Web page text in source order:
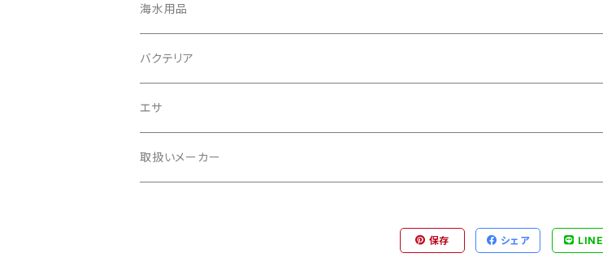
投げ込み式
オーバーフロー式
トットパーフェクトフィルター専用ろ材
生物ろ材
海水用品
プロテインスキマー
バクテリア
淡水魚用
海水魚用
エサ
淡水魚用
取扱いメーカー
保存 シェア LINE